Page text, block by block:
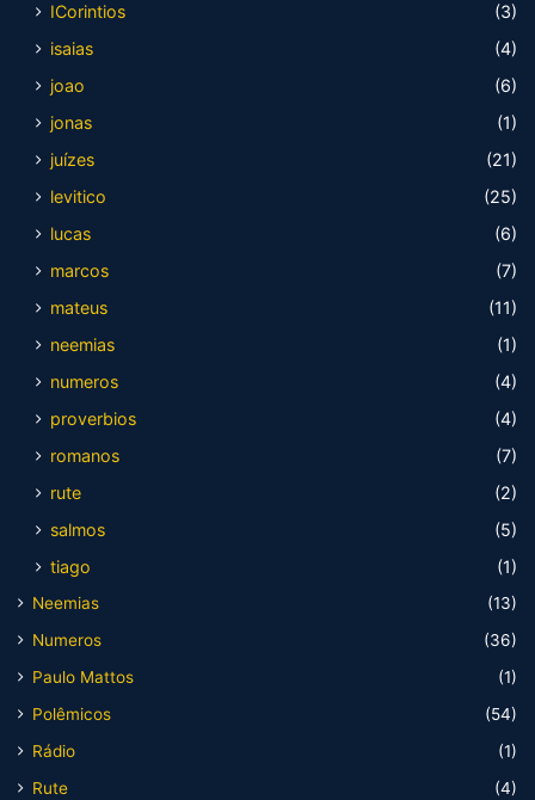
ICorintios
(3)
isaias
(4)
joao
(6)
jonas
(1)
juízes
(21)
levitico
(25)
lucas
(6)
marcos
(7)
mateus
(11)
neemias
(1)
numeros
(4)
proverbios
(4)
romanos
(7)
rute
(2)
salmos
(5)
tiago
(1)
Neemias
(13)
Numeros
(36)
Paulo Mattos
(1)
Polêmicos
(54)
Rádio
(1)
Rute
(4)